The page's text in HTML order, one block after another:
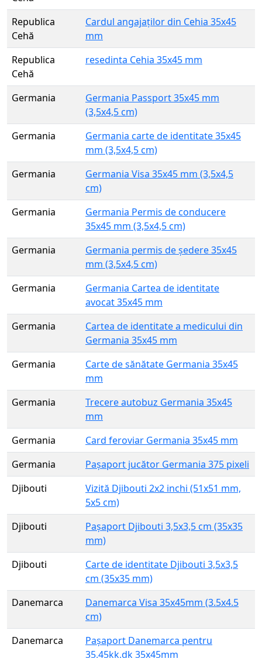
Republica
Cehă
Cardul angajaților din Cehia 35x45
mm
Republica
Cehă
resedinta Cehia 35x45 mm
Germania
Germania Passport 35x45 mm
(3,5x4,5 cm)
Germania
Germania carte de identitate 35x45
mm (3,5x4,5 cm)
Germania
Germania Visa 35x45 mm (3,5x4,5
cm)
Germania
Germania Permis de conducere
35x45 mm (3,5x4,5 cm)
Germania
Germania permis de ședere 35x45
mm (3,5x4,5 cm)
Germania
Germania Cartea de identitate
avocat 35x45 mm
Germania
Cartea de identitate a medicului din
Germania 35x45 mm
Germania
Carte de sănătate Germania 35x45
mm
Germania
Trecere autobuz Germania 35x45
mm
Germania
Card feroviar Germania 35x45 mm
Germania
Pașaport jucător Germania 375 pixeli
Djibouti
Vizită Djibouti 2x2 inchi (51x51 mm,
5x5 cm)
Djibouti
Pașaport Djibouti 3,5x3,5 cm (35x35
mm)
Djibouti
Carte de identitate Djibouti 3,5x3,5
cm (35x35 mm)
Danemarca
Danemarca Visa 35x45mm (3.5x4.5
cm)
Danemarca
Pașaport Danemarca pentru
35.45kk.dk 35x45mm